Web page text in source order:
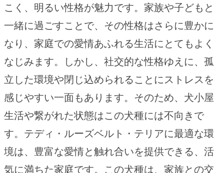
こく、明るい性格が魅力です。家族や子どもと
一緒に過ごすことで、その性格はさらに豊かに
なり、家庭での愛情あふれる生活にとてもよく
なじみます。しかし、社交的な性格ゆえに、孤
立した環境や閉じ込められることにストレスを
感じやすい一面もあります。そのため、犬小屋
生活や繋がれた状態はこの犬種には不向きで
す。テディ・ルーズベルト・テリアに最適な環
境は、豊富な愛情と触れ合いを提供できる、活
気に満ちた家庭です。この犬種は、家族との交